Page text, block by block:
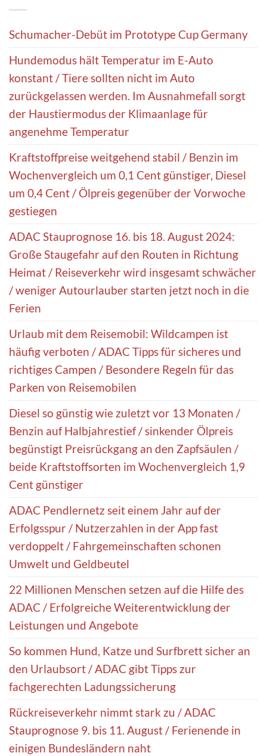
Schumacher-Debüt im Prototype Cup Germany
Hundemodus hält Temperatur im E-Auto
konstant / Tiere sollten nicht im Auto
zurückgelassen werden. Im Ausnahmefall sorgt
der Haustiermodus der Klimaanlage für
angenehme Temperatur
Kraftstoffpreise weitgehend stabil / Benzin im
Wochenvergleich um 0,1 Cent günstiger, Diesel
um 0,4 Cent / Ölpreis gegenüber der Vorwoche
gestiegen
ADAC Stauprognose 16. bis 18. August 2024:
Große Staugefahr auf den Routen in Richtung
Heimat / Reiseverkehr wird insgesamt schwächer
/ weniger Autourlauber starten jetzt noch in die
Ferien
Urlaub mit dem Reisemobil: Wildcampen ist
häufig verboten / ADAC Tipps für sicheres und
richtiges Campen / Besondere Regeln für das
Parken von Reisemobilen
Diesel so günstig wie zuletzt vor 13 Monaten /
Benzin auf Halbjahrestief / sinkender Ölpreis
begünstigt Preisrückgang an den Zapfsäulen /
beide Kraftstoffsorten im Wochenvergleich 1,9
Cent günstiger
ADAC Pendlernetz seit einem Jahr auf der
Erfolgsspur / Nutzerzahlen in der App fast
verdoppelt / Fahrgemeinschaften schonen
Umwelt und Geldbeutel
22 Millionen Menschen setzen auf die Hilfe des
ADAC / Erfolgreiche Weiterentwicklung der
Leistungen und Angebote
So kommen Hund, Katze und Surfbrett sicher an
den Urlaubsort / ADAC gibt Tipps zur
fachgerechten Ladungssicherung
Rückreiseverkehr nimmt stark zu / ADAC
Stauprognose 9. bis 11. August / Ferienende in
einigen Bundesländern naht